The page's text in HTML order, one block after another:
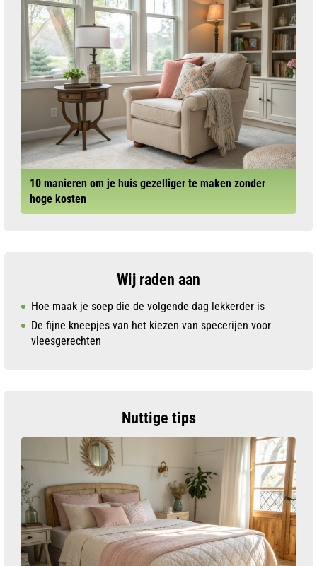
10 manieren om je huis gezelliger te maken zonder
hoge kosten
Wij raden aan
Hoe maak je soep die de volgende dag lekkerder is
De fijne kneepjes van het kiezen van specerijen voor
vleesgerechten
Nuttige tips